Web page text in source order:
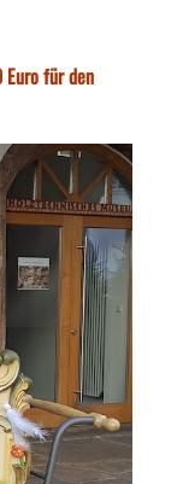
für den